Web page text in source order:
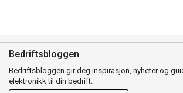
Bedriftsbloggen
Bedriftsbloggen gir deg inspirasjon, nyheter og
elektronikk til din bedrift.